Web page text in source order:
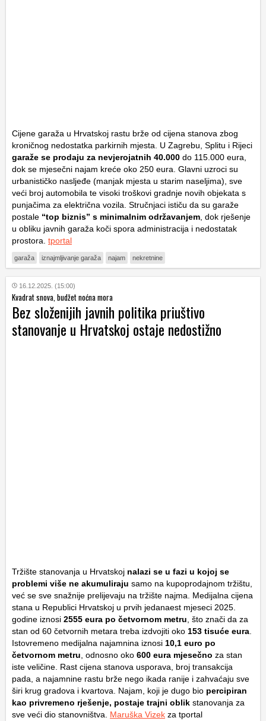
Cijene garaža u Hrvatskoj rastu brže od cijena stanova zbog
kroničnog nedostatka parkirnih mjesta. U Zagrebu, Splitu i Rijeci
garaže se prodaju za nevjerojatnih 40.000 do 115.000 eura,
dok se mjesečni najam kreće oko 250 eura. Glavni uzroci su
urbanističko nasljeđe (manjak mjesta u starim naseljima), sve
veći broj automobila te visoki troškovi gradnje novih objekata s
punjačima za električna vozila. Stručnjaci ističu da su garaže
postale “top biznis” s minimalnim održavanjem , dok rješenje
u obliku javnih garaža koči spora administracija i nedostatak
prostora. tportal
garaža iznajmljivanje garaža najam nekretnine
16.12.2025. (15:00)
Kvadrat snova, budžet noćna mora
Bez složenijih javnih politika priuštivo
stanovanje u Hrvatskoj ostaje nedostižno
Tržište stanovanja u Hrvatskoj nalazi se u fazi u kojoj se
problemi više ne akumuliraju samo na kupoprodajnom tržištu,
već se sve snažnije prelijevaju na tržište najma. Medijalna cijena
stana u Republici Hrvatskoj u prvih jedanaest mjeseci 2025.
godine iznosi 2555 eura po četvornom metru , što znači da za
stan od 60 četvornih metara treba izdvojiti oko 153 tisuće eura
Istovremeno medijalna najamnina iznosi 10,1 euro po
četvornom metru , odnosno oko 600 eura mjesečno za stan
iste veličine. Rast cijena stanova usporava, broj transakcija
pada, a najamnine rastu brže nego ikada ranije i zahvaćaju sve
širi krug gradova i kvartova. Najam, koji je dugo bio percipiran
kao privremeno rješenje, postaje trajni oblik stanovanja za
sve veći dio stanovništva. Maruška Vizek za tportal